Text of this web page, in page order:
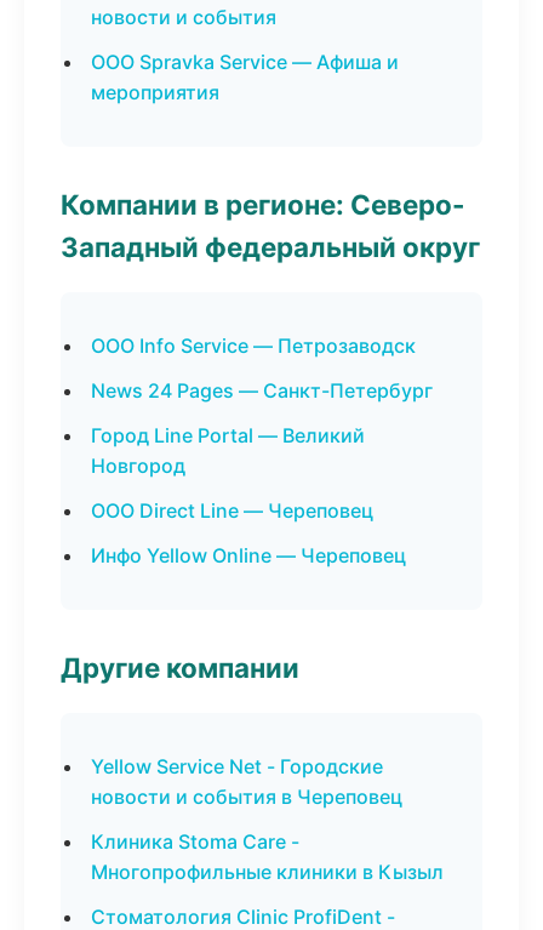
новости и события
ООО Spravka Service — Афиша и
мероприятия
Компании в регионе: Северо-
Западный федеральный округ
ООО Info Service — Петрозаводск
News 24 Pages — Санкт-Петербург
Город Line Portal — Великий
Новгород
ООО Direct Line — Череповец
Инфо Yellow Online — Череповец
Другие компании
Yellow Service Net - Городские
новости и события в Череповец
Клиника Stoma Care -
Многопрофильные клиники в Кызыл
Стоматология Clinic ProfiDent -